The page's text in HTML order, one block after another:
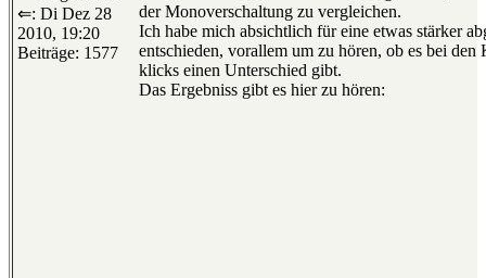
⇐: Di Dez 28
2010, 19:20
Beiträge: 1577
der Monoverschaltung zu vergleichen.
Ich habe mich absichtlich für eine etwas stärker
entschieden, vorallem um zu hören, ob es bei den
klicks einen Unterschied gibt.
Das Ergebniss gibt es hier zu hören: